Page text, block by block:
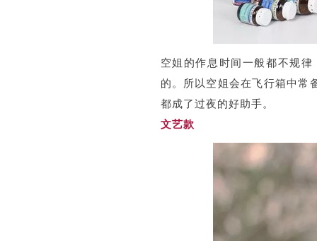
空姐的作息时间一般都不规
的。所以空姐会在飞行箱中常
都成了过夜的好助手。
文艺款